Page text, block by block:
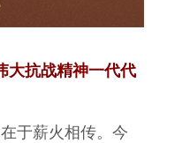
大抗战精神一代代
于薪火相传。今